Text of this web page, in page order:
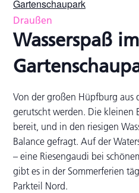
Gartenschaupark
Draußen
Wasserspaß im
Von der großen Hüpfburg aus
gerutscht werden. Die kleinen
bereit, und in den riesigen
Balance gefragt. Auf der
– eine Riesengaudi bei
gibt es in der Sommerferien
Parkteil Nord.